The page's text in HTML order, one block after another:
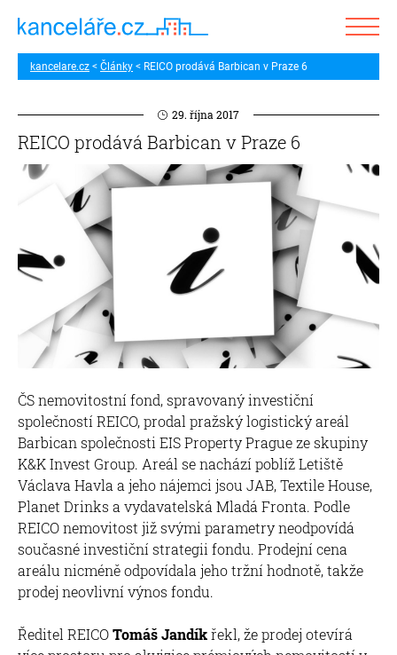
kancelare.cz Články REICO prodává Barbican v Praze 6
29. října 2017
REICO prodává Barbican v Praze 6
ČS nemovitostní fond, spravovaný investiční
společností REICO, prodal pražský logistický areál
Barbican společnosti EIS Property Prague ze skupiny
K&K Invest Group. Areál se nachází poblíž Letiště
Václava Havla a jeho nájemci jsou JAB, Textile House,
Planet Drinks a vydavatelská Mladá Fronta. Podle
REICO nemovitost již svými parametry neodpovídá
současné investiční strategii fondu. Prodejní cena
areálu nicméně odpovídala jeho tržní hodnotě, takže
prodej neovlivní výnos fondu.
Ředitel REICOTomáš Jandíkřekl, že prodej otevírá